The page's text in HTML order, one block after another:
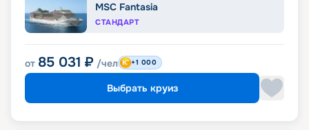
MSC Fantasia
СТАНДАРТ
от 85 031 ₽ /чел +1 000
Выбрать круиз